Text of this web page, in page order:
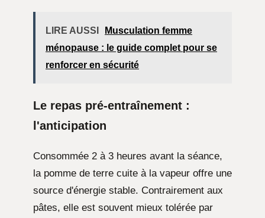
LIRE AUSSI
Musculation femme
ménopause : le guide complet pour se
renforcer en sécurité
Le repas pré-entraînement :
l'anticipation
Consommée 2 à 3 heures avant la séance,
la pomme de terre cuite à la vapeur offre une
source d'énergie stable. Contrairement aux
pâtes, elle est souvent mieux tolérée par